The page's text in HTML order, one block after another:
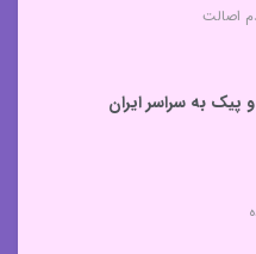
اصالت
به سراسر ایران